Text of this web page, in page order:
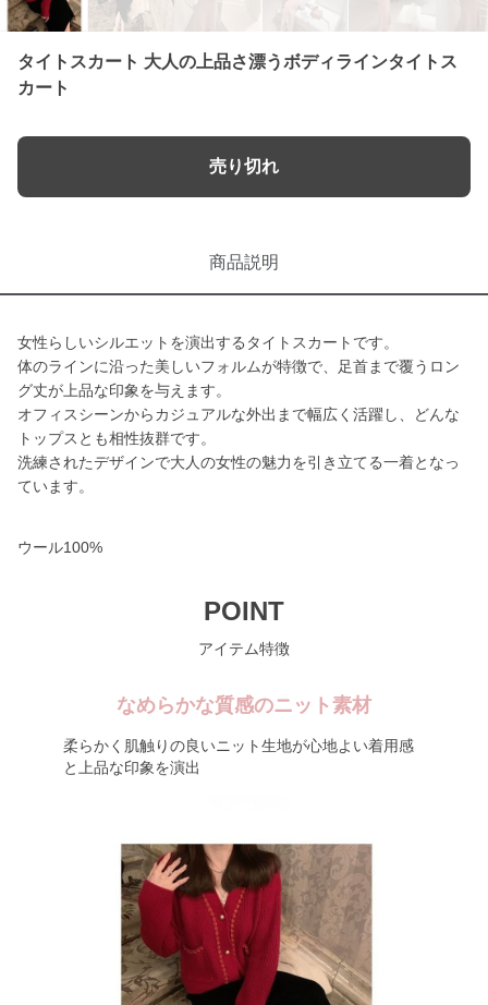
タイトスカート 大人の上品さ漂うボディラインタイトス
カート
売り切れ
商品説明
女性らしいシルエットを演出するタイトスカートです。
体のラインに沿った美しいフォルムが特徴で、足首まで覆うロン
グ丈が上品な印象を与えます。
オフィスシーンからカジュアルな外出まで幅広く活躍し、どんな
トップスとも相性抜群です。
洗練されたデザインで大人の女性の魅力を引き立てる一着となっ
ています。
ウール100%
POINT
アイテム特徴
なめらかな質感のニット素材
柔らかく肌触りの良いニット生地が心地よい着用感
と上品な印象を演出